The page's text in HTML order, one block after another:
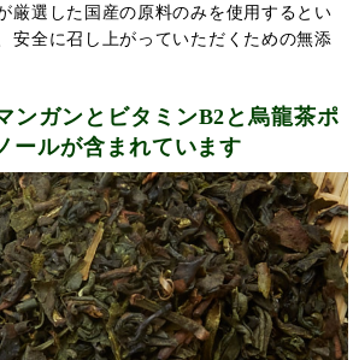
厳選した国産の原料のみを使用するとい
安全に召し上がっていただくための無添
ンガンとビタミンB2と烏龍茶ポ
ールが含まれています